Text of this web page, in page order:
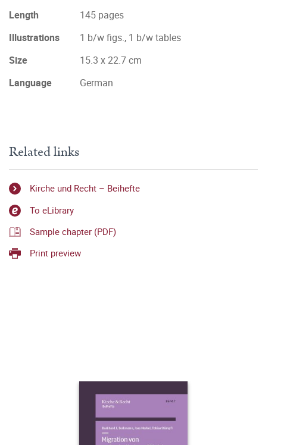
Length
145 pages
Illustrations
1 b/w figs., 1 b/w tables
Size
15.3 x 22.7 cm
Language
German
Related links
Kirche und Recht – Beihefte
To eLibrary
Sample chapter (PDF)
Print preview